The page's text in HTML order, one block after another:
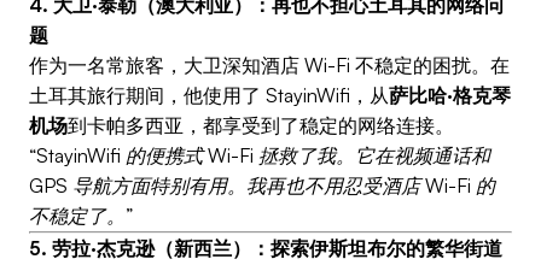
4. 大卫·泰勒（澳大利亚）：再也不担心土耳其的网络问
题
作为一名常旅客，大卫深知酒店 Wi-Fi 不稳定的困扰。在
土耳其旅行期间，他使用了 StayinWifi，从萨比哈·格克琴
机场到卡帕多西亚，都享受到了稳定的网络连接。
“StayinWifi 的便携式 Wi-Fi 拯救了我。它在视频通话和
GPS 导航方面特别有用。我再也不用忍受酒店 Wi-Fi 的
不稳定了。”
5. 劳拉·杰克逊（新西兰）：探索伊斯坦布尔的繁华街道